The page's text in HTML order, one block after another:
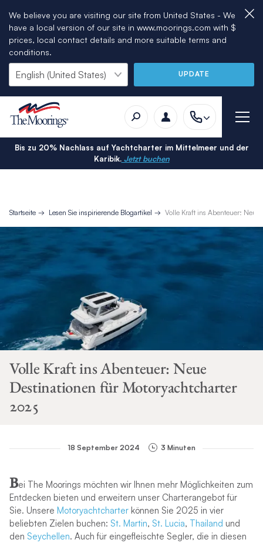
We believe you are visiting our site from United States - We
have a local version of our site in www.moorings.com with $
prices, local contact details and more suitable terms and
conditions.
UPDATE
Bis zu 20% Nachlass auf Yachtcharter im Mittelmeer und der
Karibik.Jetzt buchen
Startseite Lesen Sie inspirierende Blogartikel Volle Kraft ins Abenteuer:
Volle Kraft ins Abenteuer: Neue
Destinationen für Motoryachtcharter
2025
18 September 2024 3 Minuten
Bei The Moorings möchten wir Ihnen mehr Möglichkeiten zum
Entdecken bieten und erweitern unser Charterangebot für
Sie. Unsere Motoryachtcharterkönnen Sie 2025 in vier
beliebten Zielen buchen: St. Martin, St. Lucia, Thailand und
den Seychellen. Auch für eingefleischte Segler, die in diesen